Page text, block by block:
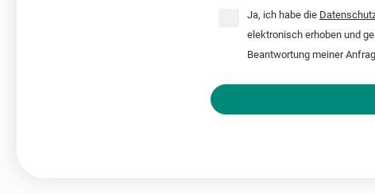
Ja, ich habe die
elektronisch erhoben und
Beantwortung meiner
Bitte nicht ausfüllen.